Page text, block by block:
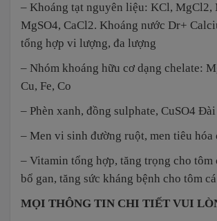
– Khoáng tạt nguyên liệu: KCl, MgCl2,
MgSO4, CaCl2. Khoáng nước Dr+
tổng hợp vi lượng, đa lượng
– Nhóm khoáng hữu cơ dạng chelate:
Cu, Fe, Co
– Phèn xanh, đồng sulphate, CuSO4
– Men vi sinh đường ruột, men tiêu hóa
– Vitamin tổng hợp, tăng trọng cho tôm
bổ gan, tăng sức kháng bệnh cho tôm cá
MỌI THÔNG TIN CHI TIẾT VUI